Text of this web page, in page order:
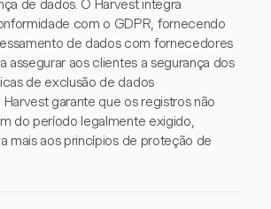
de dados. O Harvest integra
com o GDPR, fornecendo
de dados com fornecedores
assegurar aos clientes a segurança dos
de exclusão de dados
garante que os registros não
do período legalmente exigido,
mais aos princípios de proteção de